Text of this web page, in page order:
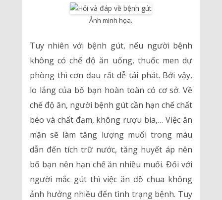
Ảnh minh họa.
Tuy nhiên với bệnh gút, nếu người bệnh
không có chế độ ăn uống, thuốc men dự
phòng thì cơn đau rất dễ tái phát. Bởi vậy,
lo lắng của bố bạn hoàn toàn có cơ sở. Về
chế độ ăn, người bệnh gút cần hạn chế chất
béo và chất đạm, không rượu bia,… Việc ăn
mặn sẽ làm tăng lượng muối trong máu
dẫn đến tích trữ nước, tăng huyết áp nên
bố bạn nên hạn chế ăn nhiều muối. Đối với
người mắc gút thì việc ăn đồ chua không
ảnh hưởng nhiều đến tình trạng bệnh. Tuy